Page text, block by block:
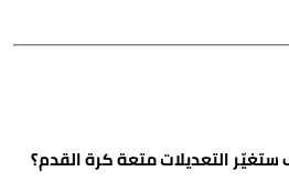
التعديلات متعة كرة القدم؟